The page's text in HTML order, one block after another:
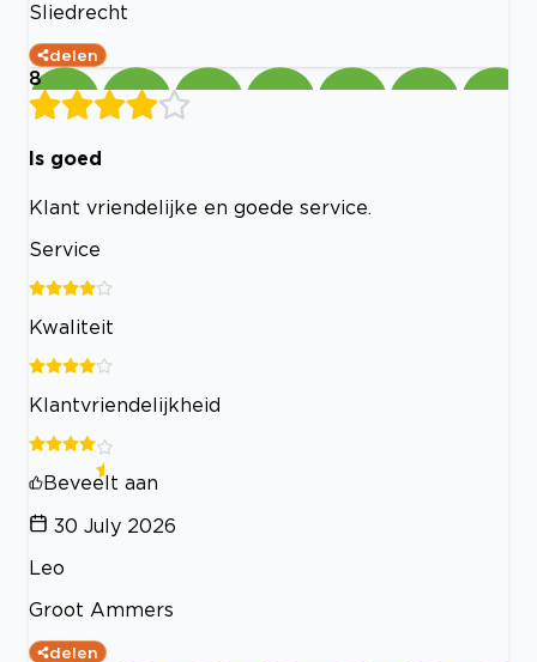
Sliedrecht
delen
8
Is goed
Klant vriendelijke en goede service.
Service
Kwaliteit
Klantvriendelijkheid
Beveelt aan
30 July 2026
Leo
Groot Ammers
delen